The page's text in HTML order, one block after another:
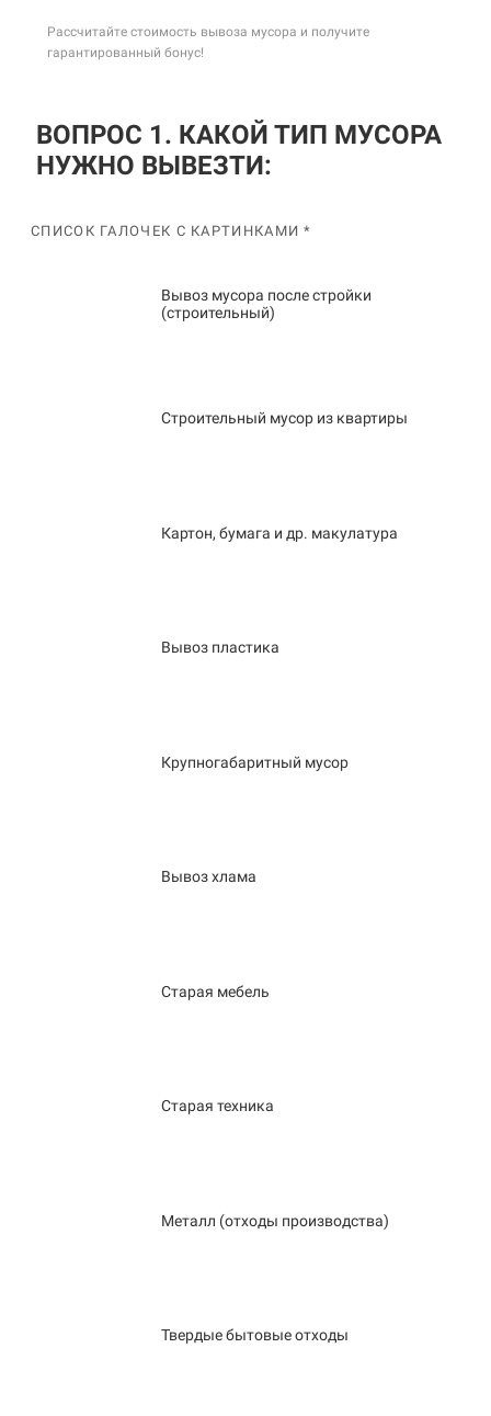
Рассчитайте стоимость вывоза мусора и получите
гарантированный бонус!
ВОПРОС 1. КАКОЙ ТИП МУСОРА
НУЖНО ВЫВЕЗТИ:
СПИСОК ГАЛОЧЕК С КАРТИНКАМИ *
Вывоз мусора после стройки
(строительный)
Строительный мусор из квартиры
Картон, бумага и др. макулатура
Вывоз пластика
Крупногабаритный мусор
Вывоз хлама
Старая мебель
Старая техника
Металл (отходы производства)
Твердые бытовые отходы